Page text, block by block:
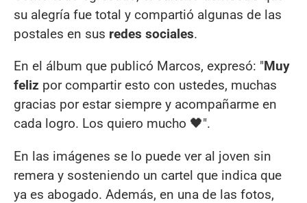
su alegría fue total y compartió algunas de las
postales en sus redes sociales.
En el álbum que publicó Marcos, expresó: "Muy
feliz por compartir esto con ustedes, muchas
gracias por estar siempre y acompañarme en
cada logro. Los quiero mucho 🖤".
En las imágenes se lo puede ver al joven sin
remera y sosteniendo un cartel que indica que
ya es abogado. Además, en una de las fotos,